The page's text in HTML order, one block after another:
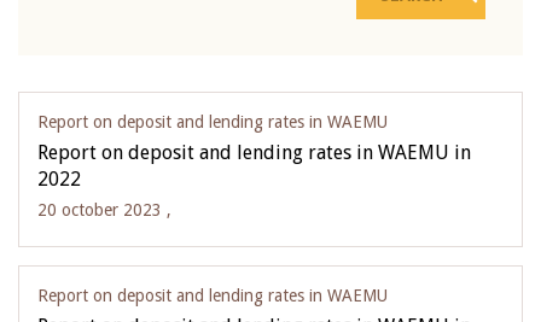
Report on deposit and lending rates in WAEMU
Report on deposit and lending rates in WAEMU in
2022
20 october 2023 ,
Report on deposit and lending rates in WAEMU